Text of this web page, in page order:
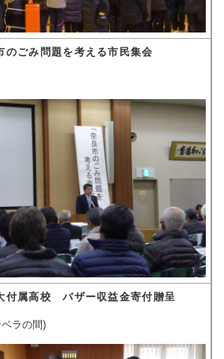
のごみ問題を考える市民集会
付属高校 バザー収益金寄付贈呈
ラの間)